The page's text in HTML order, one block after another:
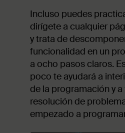
Incluso puedes
dirígete a cualquier
y trata de
funcionalidad en un
a ocho pasos claros.
poco te ayudará a
de la programación y
resolución de
empezado a